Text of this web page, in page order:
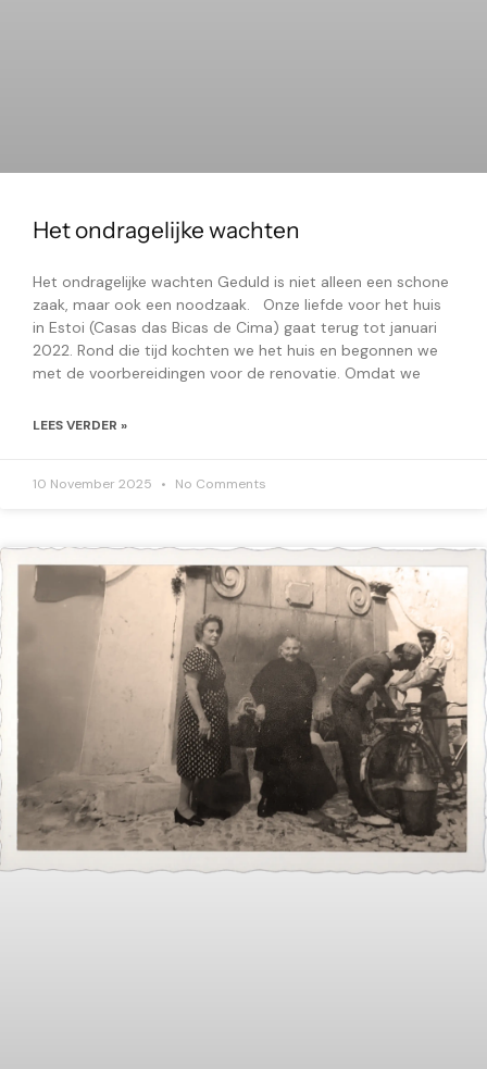
Het ondragelijke wachten
Het ondragelijke wachten Geduld is niet alleen een schone
zaak, maar ook een noodzaak. Onze liefde voor het huis
in Estoi (Casas das Bicas de Cima) gaat terug tot januari
2022. Rond die tijd kochten we het huis en begonnen we
met de voorbereidingen voor de renovatie. Omdat we
LEES VERDER »
10 November 2025 No Comments